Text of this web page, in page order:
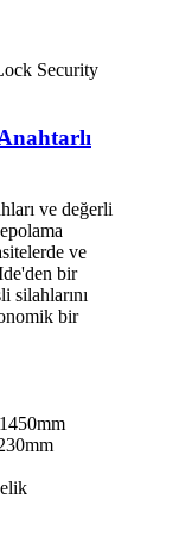
ve değerli
ve
bir
silahlarını
bir